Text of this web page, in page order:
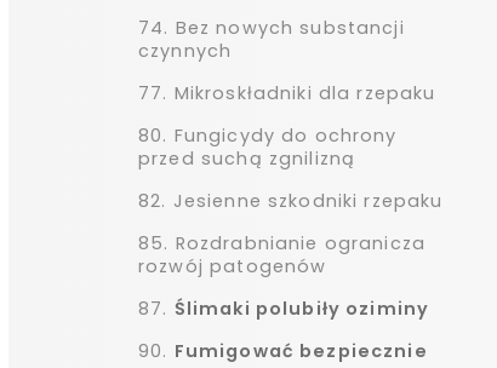
74. Bez nowych substancji
czynnych
77. Mikroskładniki dla rzepaku
80. Fungicydy do ochrony
przed suchą zgnilizną
82. Jesienne szkodniki rzepaku
85. Rozdrabnianie ogranicza
rozwój patogenów
87. Ślimaki polubiły oziminy
90. Fumigować bezpiecznie